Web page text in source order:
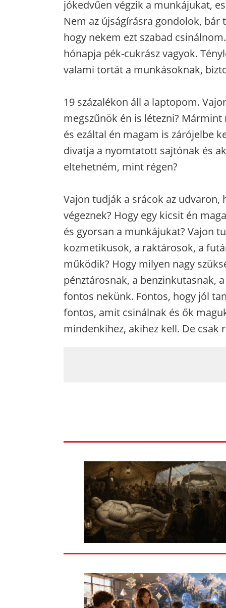
jókedvűen végzik a munkájukat,
Nem az újságírásra gondolok, bár
hogy nekem ezt szabad
hónapja pék-cukrász vagyok.
valami tortát a munkásoknak,
19 százalékon áll a laptopom.
megszűnök én is létezni?
és ezáltal én magam is zárójelbe
divatja a nyomtatott sajtónak és
eltehetném, mint régen?
Vajon tudják a srácok az
végeznek? Hogy egy kicsit én
és gyorsan a munkájukat? Vajon
kozmetikusok, a raktárosok, a
működik? Hogy milyen nagy
pénztárosnak, a benzinkutasnak,
fontos nekünk. Fontos, hogy jól
fontos, amit csinálnak és ők
mindenkihez, akihez kell. De